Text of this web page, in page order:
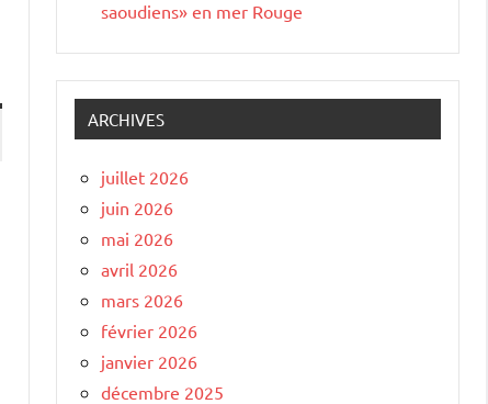
saoudiens» en mer Rouge
ARCHIVES
juillet 2026
juin 2026
mai 2026
avril 2026
mars 2026
février 2026
janvier 2026
décembre 2025